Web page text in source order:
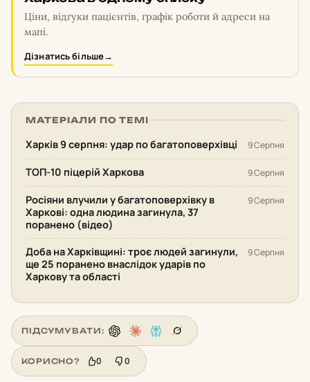
Ціни, відгуки пацієнтів, графік роботи й адреси на
мапі.
Дізнатись більше→
МАТЕРІАЛИ ПО ТЕМІ
Харків 9 серпня: удар по багатоповерхівці 9 Серпня
ТОП-10 піцерій Харкова 9 Серпня
Росіяни влучили у багатоповерхівку в
Харкові: одна людина загинула, 37
поранено (відео)
9 Серпня
Доба на Харківщині: троє людей загинули,
ще 25 поранено внаслідок ударів по
Харкову та області
9 Серпня
ПІДСУМУВАТИ:
КОРИСНО? 0 0